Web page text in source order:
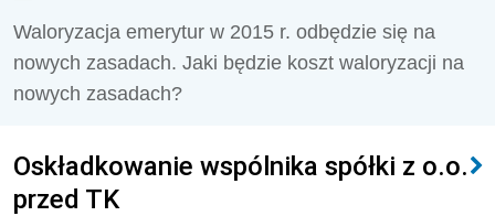
Waloryzacja emerytur w 2015 r. odbędzie się na
nowych zasadach. Jaki będzie koszt waloryzacji na
nowych zasadach?
Oskładkowanie wspólnika spółki z o.o.
przed TK